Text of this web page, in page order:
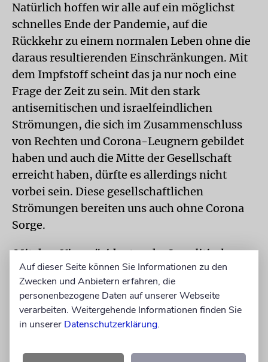
Natürlich hoffen wir alle auf ein möglichst
schnelles Ende der Pandemie, auf die
Rückkehr zu einem normalen Leben ohne die
daraus resultierenden Einschränkungen. Mit
dem Impfstoff scheint das ja nur noch eine
Frage der Zeit zu sein. Mit den stark
antisemitischen und israelfeindlichen
Strömungen, die sich im Zusammenschluss
von Rechten und Corona-Leugnern gebildet
haben und auch die Mitte der Gesellschaft
erreicht haben, dürfte es allerdings nicht
vorbei sein. Diese gesellschaftlichen
Strömungen bereiten uns auch ohne Corona
Sorge.
Mit dem Vizepräsidenten der Israelitischen
Kultusgemeinde München und Oberbayern
und Leiter des Krisenstabs der Gemeinde
sprach Helmut Reister.
Auf dieser Seite können Sie Informationen zu den
Zwecken und Anbietern erfahren, die
personenbezogene Daten auf unserer Webseite
verarbeiten. Weitergehende Informationen finden Sie
in unserer Datenschutzerklärung.